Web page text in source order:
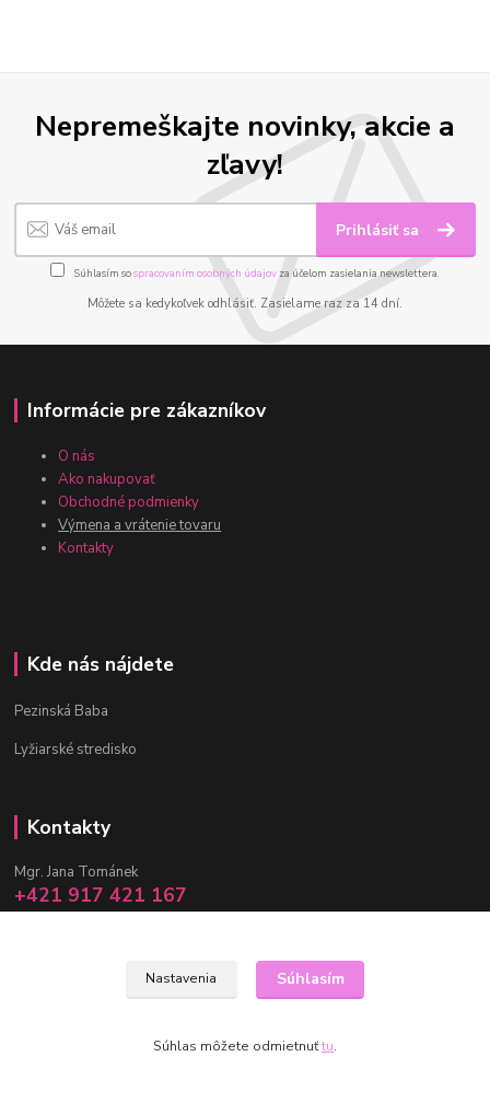
Nepremeškajte novinky, akcie a
zľavy!
Prihlásiť sa
Súhlasím sospracovaním osobných údajov za účelom zasielania newslettera.
Môžete sa kedykoľvek odhlásiť. Zasielame raz za 14 dní.
Informácie pre zákazníkov
O nás
Ako nakupovať
Obchodné podmienky
Výmena a vrátenie tovaru
Kontakty
Kde nás nájdete
Pezinská Baba
Lyžiarské stredisko
Kontakty
Mgr. Jana Tománek
+421 917 421 167
(Po-Pia, 10 -17 hod.)
Nastavenia Súhlasím
Súhlas môžete odmietnuťtu.